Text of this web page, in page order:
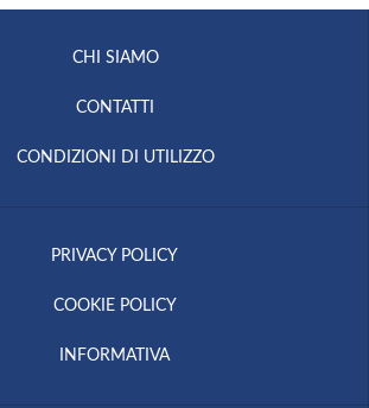
CHI SIAMO
CONTATTI
CONDIZIONI DI UTILIZZO
PRIVACY POLICY
COOKIE POLICY
INFORMATIVA